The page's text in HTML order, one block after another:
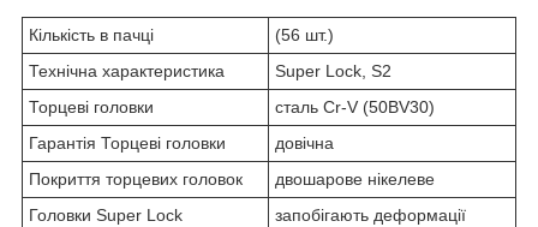
Кількість в пачці
(56 шт.)
Технічна характеристика
Super Lock, S2
Торцеві головки
сталь Cr-V (50BV30)
Гарантія Торцеві головки
довічна
Покриття торцевих головок
двошарове нікелеве
Головки Super Lock
запобігають деформації